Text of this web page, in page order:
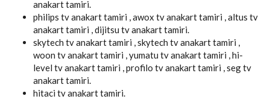
anakart tamiri.
philips tv anakart tamiri , awox tv anakart tamiri , altus tv
anakart tamiri , dijitsu tv anakart tamiri.
skytech tv anakart tamiri , skytech tv anakart tamiri ,
woon tv anakart tamiri , yumatu tv anakart tamiri , hi-
level tv anakart tamiri , profilo tv anakart tamiri , seg tv
anakart tamiri.
hitaci tv anakart tamiri.